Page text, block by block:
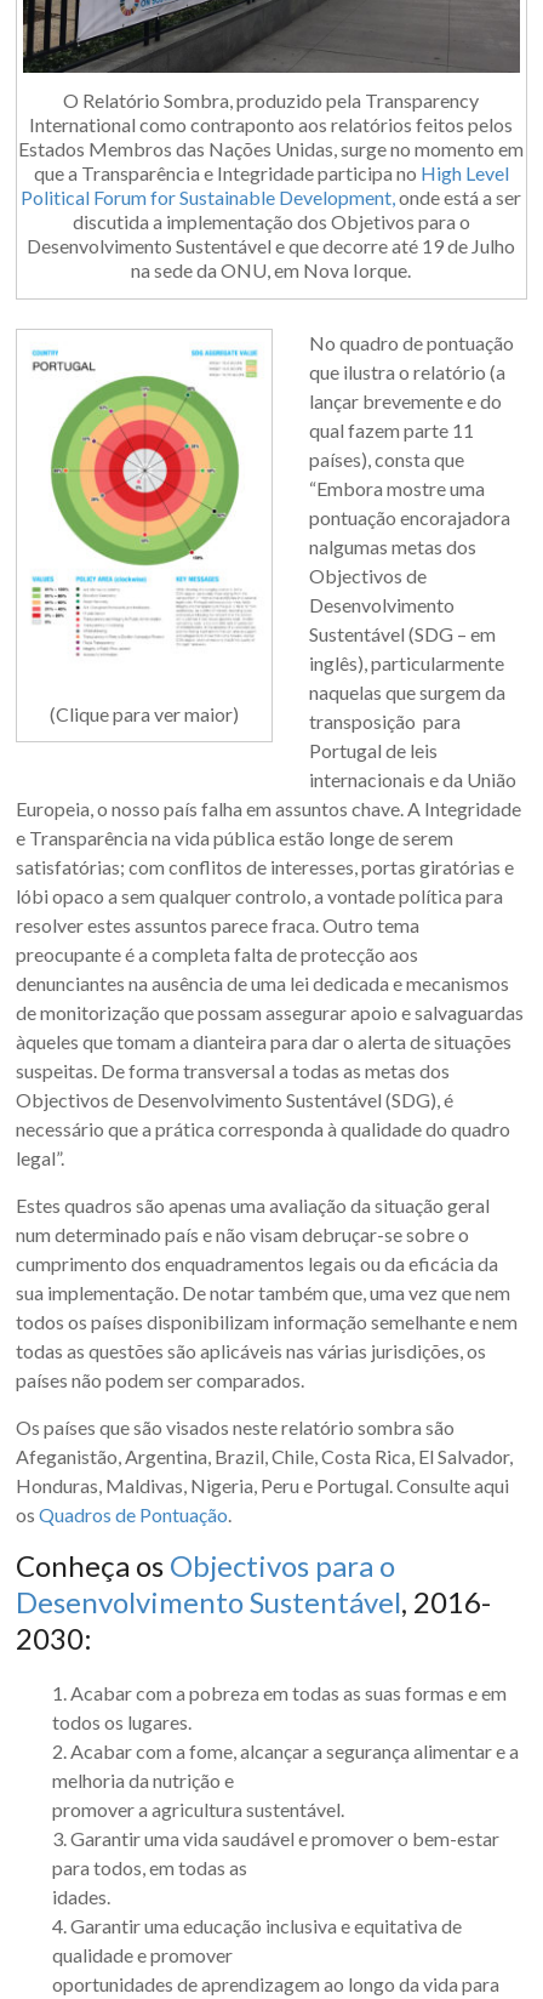
O Relatório Sombra, produzido pela Transparency
International como contraponto aos relatórios feitos pelos
Estados Membros das Nações Unidas, surge no momento em
que a Transparência e Integridade participa no High Level
Political Forum for Sustainable Development,onde está a ser
discutida a implementação dos Objetivos para o
Desenvolvimento Sustentável e que decorre até 19 de Julho
na sede da ONU, em Nova Iorque.
(Clique para ver maior)
No quadro de pontuação
que ilustra o relatório (a
lançar brevemente e do
qual fazem parte 11
países), consta que
“Embora mostre uma
pontuação encorajadora
nalgumas metas dos
Objectivos de
Desenvolvimento
Sustentável (SDG – em
inglês), particularmente
naquelas que surgem da
transposição para
Portugal de leis
internacionais e da União
Europeia, o nosso país falha em assuntos chave. A Integridade
e Transparência na vida pública estão longe de serem
satisfatórias; com conflitos de interesses, portas giratórias e
lóbi opaco a sem qualquer controlo, a vontade política para
resolver estes assuntos parece fraca. Outro tema
preocupante é a completa falta de protecção aos
denunciantes na ausência de uma lei dedicada e mecanismos
de monitorização que possam assegurar apoio e salvaguardas
àqueles que tomam a dianteira para dar o alerta de situações
suspeitas. De forma transversal a todas as metas dos
Objectivos de Desenvolvimento Sustentável (SDG), é
necessário que a prática corresponda à qualidade do quadro
legal”.
Estes quadros são apenas uma avaliação da situação geral
num determinado país e não visam debruçar-se sobre o
cumprimento dos enquadramentos legais ou da eficácia da
sua implementação. De notar também que, uma vez que nem
todos os países disponibilizam informação semelhante e nem
todas as questões são aplicáveis nas várias jurisdições, os
países não podem ser comparados.
Os países que são visados neste relatório sombra são
Afeganistão, Argentina, Brazil, Chile, Costa Rica, El Salvador,
Honduras, Maldivas, Nigeria, Peru e Portugal. Consulte aqui
os Quadros de Pontuação.
Conheça os Objectivos para o
Desenvolvimento Sustentável, 2016-
2030:
1. Acabar com a pobreza em todas as suas formas e em
todos os lugares.
2. Acabar com a fome, alcançar a segurança alimentar e a
melhoria da nutrição e
promover a agricultura sustentável.
3. Garantir uma vida saudável e promover o bem-estar
para todos, em todas as
idades.
4. Garantir uma educação inclusiva e equitativa de
qualidade e promover
oportunidades de aprendizagem ao longo da vida para